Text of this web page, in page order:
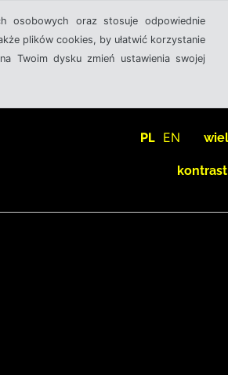
osobowych oraz stosuje odpowiednie
plików cookies, by ułatwić korzystanie
Twoim dysku zmień ustawienia swojej
PL EN